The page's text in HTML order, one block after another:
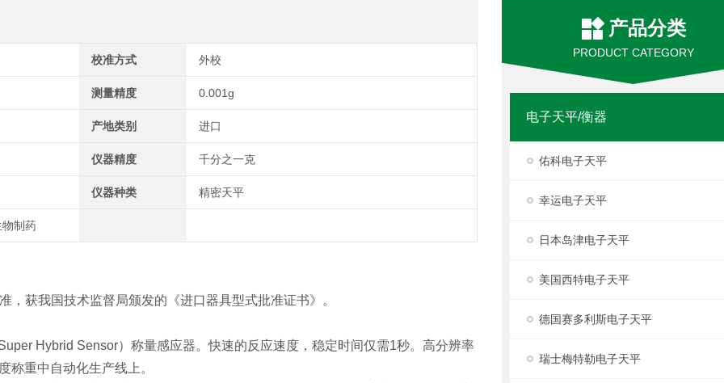
产品分类
PRODUCT CATEGORY
电子天平/衡器
佑科电子天平
幸运电子天平
日本岛津电子天平
美国西特电子天平
德国赛多利斯电子天平
瑞士梅特勒电子天平
校准方式 外校
测量精度 0.001g
产地类别 进口
仪器精度 千分之一克
仪器种类 精密天平
制药
获我国技术监督局颁发的《进口器具型式批准证书》。
Hybrid Sensor）称量感应器。快速的反应速度，稳定时间仅需1秒。高分辨率
称重中自动化生产线上。